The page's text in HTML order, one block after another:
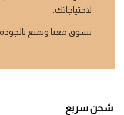
لاحتياجاتك.
تسوق معنا وتمتع بالجودة
شحن سريع